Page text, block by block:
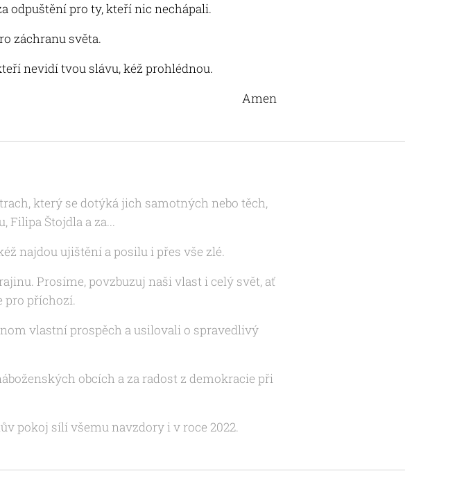
odpuštění pro ty, kteří nic nechápali.
záchranu světa.
nevidí tvou slávu, kéž prohlédnou.
Amen
který se dotýká jich samotných nebo těch,
Filipa Štojdla a za...
najdou ujištění a posilu i přes vše zlé.
Prosíme, povzbuzuj naši vlast i celý svět, ať
pro příchozí.
vlastní prospěch a usilovali o spravedlivý
obcích a za radost z demokracie při
pokoj sílí všemu navzdory i v roce 2022.